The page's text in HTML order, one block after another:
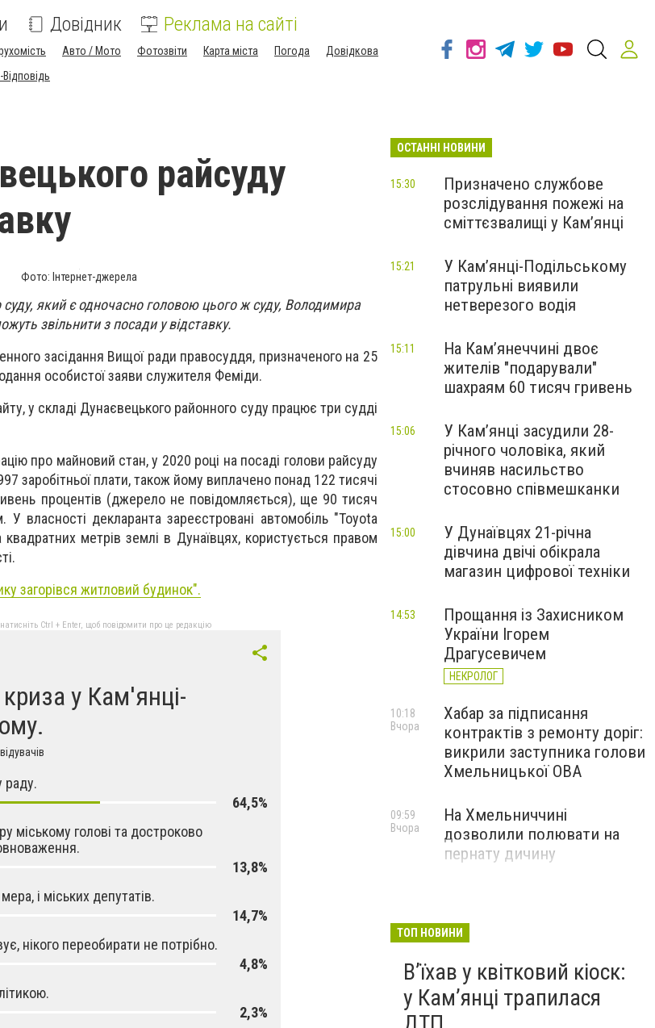
Довідник Реклама на сайті
Авто / Мото Фотозвіти Карта міста Погода
Довідкова
райсуду
Фото: Інтернет-джерела
який є одночасно головою цього ж суду, Володимира
звільнити з посади у відставку.
засідання Вищої ради правосуддя, призначеного на 25
особистої заяви служителя Феміди.
у складі Дунаєвецького районного суду працює три судді
про майновий стан, у 2020 році на посаді голови райсуду
заробітньої плати, також йому виплачено понад 122 тисячі
процентів (джерело не повідомляється), ще 90 тисяч
У власності декларанта зареєстровані автомобіль "Toyota
метрів землі в Дунаївцях, користується правом
загорівся житловий будинок".
Ctrl + Enter, щоб повідомити про це редакцію
у Кам'янці-
раду.
64,5%
міському голові та достроково
13,8%
і міських депутатів.
14,7%
нікого переобирати не потрібно.
4,8%
2,3%
ОСТАННІ НОВИНИ
Призначено службове
розслідування пожежі на
сміттєзвалищі у Кам’янці
15:30
У Кам’янці-Подільському
патрульні виявили
нетверезого водія
15:21
На Камʼянеччині двоє
жителів "подарували"
шахраям 60 тисяч гривень
15:11
У Камʼянці засудили 28-
річного чоловіка, який
вчиняв насильство
стосовно співмешканки
15:06
У Дунаївцях 21-річна
дівчина двічі обікрала
магазин цифрової техніки
15:00
Прощання із Захисником
України Ігорем
Драгусевичем
НЕКРОЛОГ
14:53
Хабар за підписання
контрактів з ремонту доріг:
викрили заступника голови
Хмельницької ОВА
10:18
Вчора
На Хмельниччині
дозволили полювати на
пернату дичину
09:59
Вчора
ТОП НОВИНИ
Вʼїхав у квітковий кіоск:
у Камʼянці трапилася